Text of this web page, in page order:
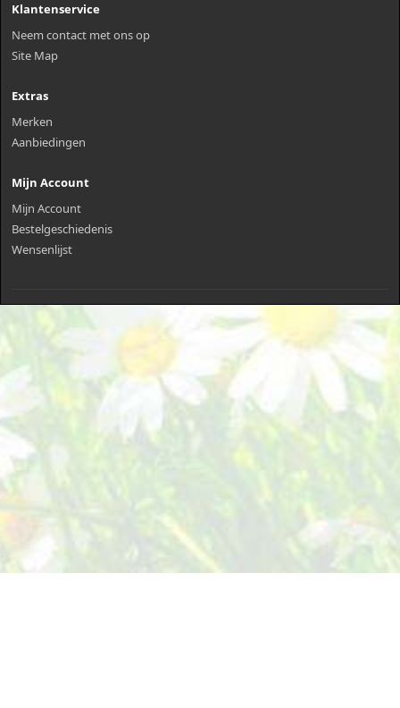
Klantenservice
Neem contact met ons op
Site Map
Extras
Merken
Aanbiedingen
Mijn Account
Mijn Account
Bestelgeschiedenis
Wensenlijst